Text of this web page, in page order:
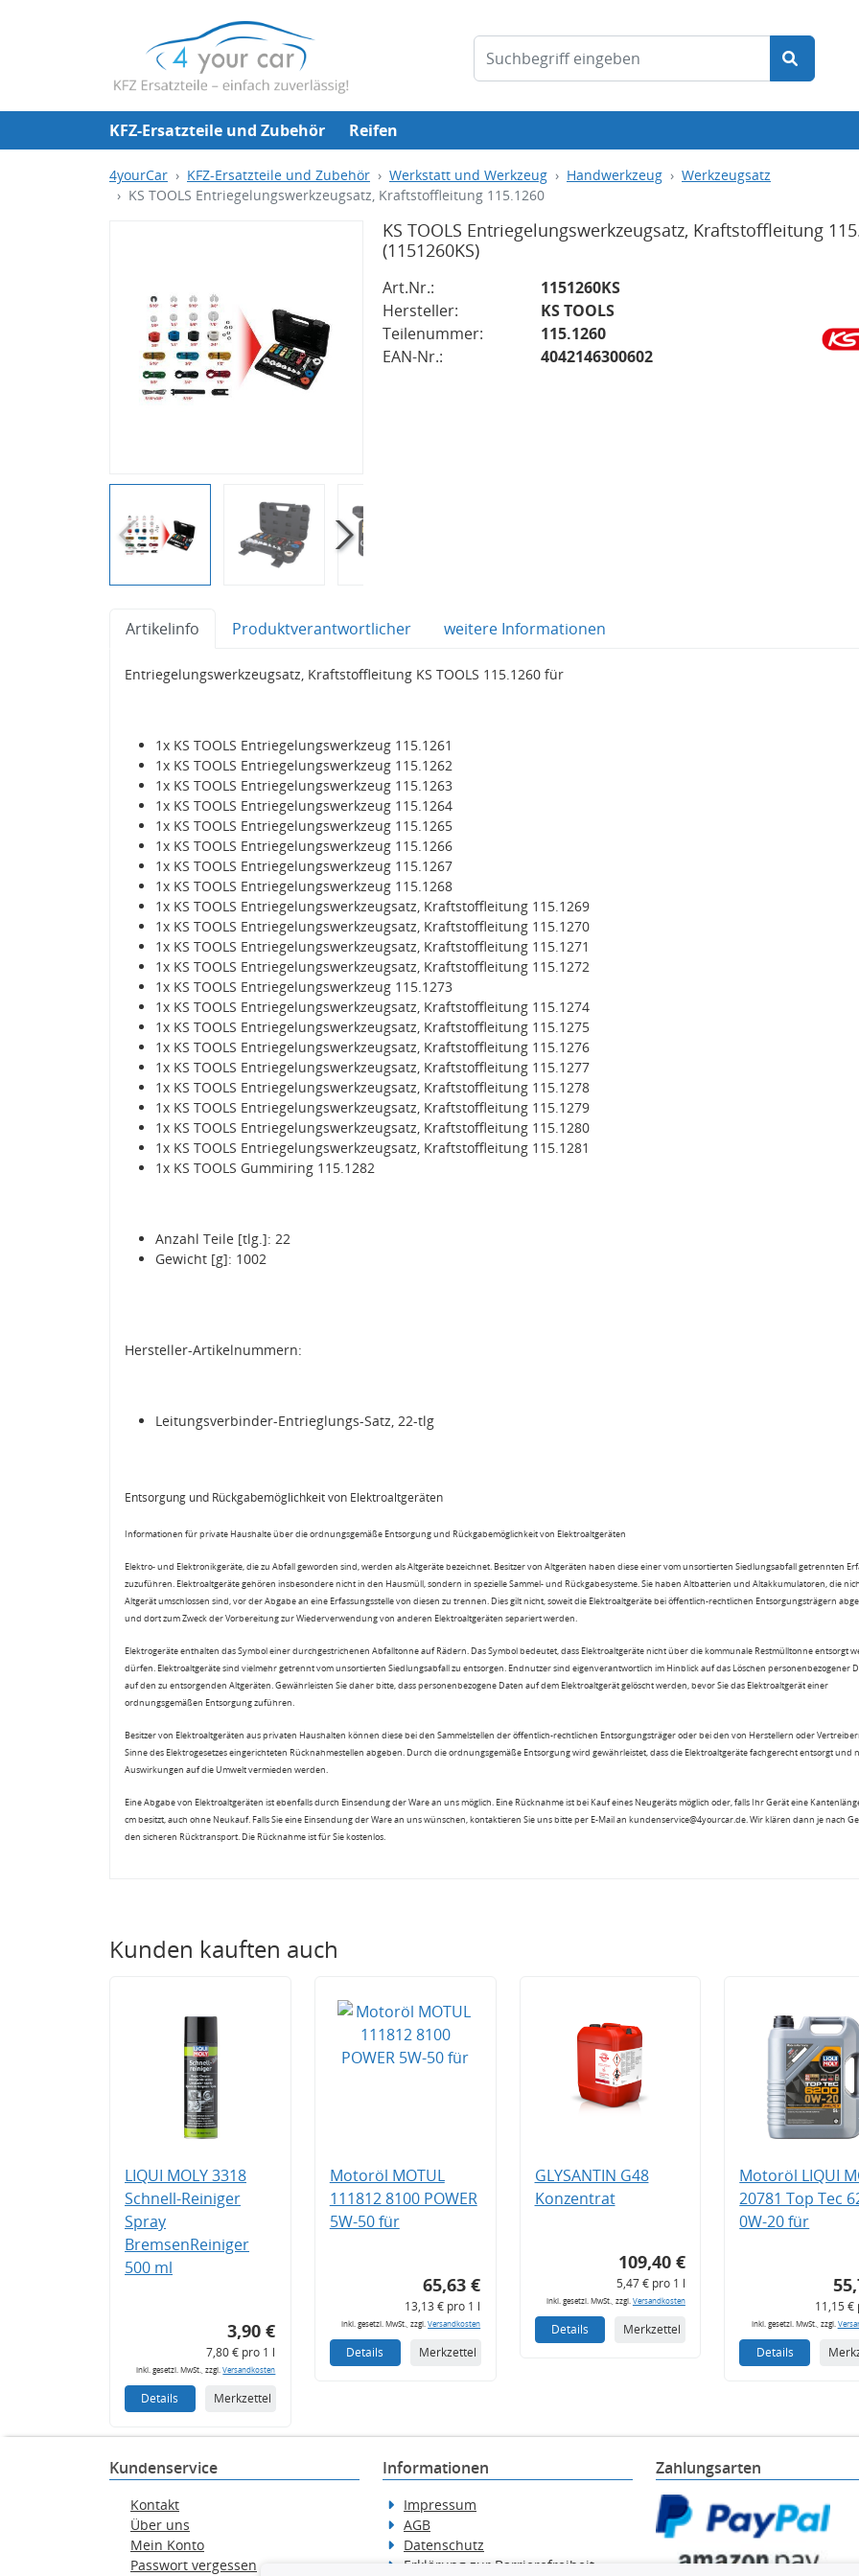
KFZ-Ersatzteile und Zubehör Reifen
4yourCar KFZ-Ersatzteile und Zubehör Werkstatt und Werkzeug Handwerkzeug
Werkzeugsatz
KS TOOLS Entriegelungswerkzeugsatz, Kraftstoffleitung 115.1260
KS TOOLS Entriegelungswerkzeugsatz, Kraftstoffleitung
(1151260KS)
Art.Nr.:
1151260KS
Hersteller:
KS TOOLS
Teilenummer:
115.1260
EAN-Nr.:
4042146300602
Artikelinfo Produktverantwortlicher weitere Informationen
Entriegelungswerkzeugsatz, Kraftstoffleitung KS TOOLS 115.1260 für
1x KS TOOLS Entriegelungswerkzeug 115.1261
1x KS TOOLS Entriegelungswerkzeug 115.1262
1x KS TOOLS Entriegelungswerkzeug 115.1263
1x KS TOOLS Entriegelungswerkzeug 115.1264
1x KS TOOLS Entriegelungswerkzeug 115.1265
1x KS TOOLS Entriegelungswerkzeug 115.1266
1x KS TOOLS Entriegelungswerkzeug 115.1267
1x KS TOOLS Entriegelungswerkzeug 115.1268
1x KS TOOLS Entriegelungswerkzeugsatz, Kraftstoffleitung 115.1269
1x KS TOOLS Entriegelungswerkzeugsatz, Kraftstoffleitung 115.1270
1x KS TOOLS Entriegelungswerkzeugsatz, Kraftstoffleitung 115.1271
1x KS TOOLS Entriegelungswerkzeugsatz, Kraftstoffleitung 115.1272
1x KS TOOLS Entriegelungswerkzeug 115.1273
1x KS TOOLS Entriegelungswerkzeugsatz, Kraftstoffleitung 115.1274
1x KS TOOLS Entriegelungswerkzeugsatz, Kraftstoffleitung 115.1275
1x KS TOOLS Entriegelungswerkzeugsatz, Kraftstoffleitung 115.1276
1x KS TOOLS Entriegelungswerkzeugsatz, Kraftstoffleitung 115.1277
1x KS TOOLS Entriegelungswerkzeugsatz, Kraftstoffleitung 115.1278
1x KS TOOLS Entriegelungswerkzeugsatz, Kraftstoffleitung 115.1279
1x KS TOOLS Entriegelungswerkzeugsatz, Kraftstoffleitung 115.1280
1x KS TOOLS Entriegelungswerkzeugsatz, Kraftstoffleitung 115.1281
1x KS TOOLS Gummiring 115.1282
Anzahl Teile [tlg.]: 22
Gewicht [g]: 1002
Hersteller-Artikelnummern:
Leitungsverbinder-Entrieglungs-Satz, 22-tlg
Entsorgung und Rückgabemöglichkeit von Elektroaltgeräten
Informationen für private Haushalte über die ordnungsgemäße Entsorgung und Rückgabemöglichkeit von Elektroaltgeräten
Elektro- und Elektronikgeräte, die zu Abfall geworden sind, werden als Altgeräte bezeichnet. Besitzer von Altgeräten haben diese einer vom unsortierten Siedlungsabfall getrennten
zuzuführen. Elektroaltgeräte gehören insbesondere nicht in den Hausmüll, sondern in spezielle Sammel- und Rückgabesysteme. Sie haben Altbatterien und Altakkumulatoren, die
Altgerät umschlossen sind, vor der Abgabe an eine Erfassungsstelle von diesen zu trennen. Dies gilt nicht, soweit die Elektroaltgeräte bei öffentlich-rechtlichen Entsorgungsträgern
und dort zum Zweck der Vorbereitung zur Wiederverwendung von anderen Elektroaltgeräten separiert werden.
Elektrogeräte enthalten das Symbol einer durchgestrichenen Abfalltonne auf Rädern. Das Symbol bedeutet, dass Elektroaltgeräte nicht über die kommunale Restmülltonne entsorgt
dürfen. Elektroaltgeräte sind vielmehr getrennt vom unsortierten Siedlungsabfall zu entsorgen. Endnutzer sind eigenverantwortlich im Hinblick auf das Löschen personenbezogener
auf den zu entsorgenden Altgeräten. Gewährleisten Sie daher bitte, dass personenbezogene Daten auf dem Elektroaltgerät gelöscht werden, bevor Sie das Elektroaltgerät einer
ordnungsgemäßen Entsorgung zuführen.
Besitzer von Elektroaltgeräten aus privaten Haushalten können diese bei den Sammelstellen der öffentlich-rechtlichen Entsorgungsträger oder bei den von Herstellern oder
Sinne des Elektrogesetzes eingerichteten Rücknahmestellen abgeben. Durch die ordnungsgemäße Entsorgung wird gewährleistet, dass die Elektroaltgeräte fachgerecht entsorgt und
Auswirkungen auf die Umwelt vermieden werden.
Eine Abgabe von Elektroaltgeräten ist ebenfalls durch Einsendung der Ware an uns möglich. Eine Rücknahme ist bei Kauf eines Neugeräts möglich oder, falls Ihr Gerät eine
cm besitzt, auch ohne Neukauf. Falls Sie eine Einsendung der Ware an uns wünschen, kontaktieren Sie uns bitte per E-Mail an kundenservice@4yourcar.de. Wir klären dann je nach
den sicheren Rücktransport. Die Rücknahme ist für Sie kostenlos.
Kunden kauften auch
LIQUI MOLY 3318
Schnell-Reiniger
Spray
BremsenReiniger
500 ml
3,90 €
7,80 € pro 1 l
inkl. gesetzl. MwSt., zzgl.Versandkosten
Details Merkzettel
Motoröl MOTUL
111812 8100 POWER
5W-50 für
65,63 €
13,13 € pro 1 l
inkl. gesetzl. MwSt., zzgl.Versandkosten
Details Merkzettel
GLYSANTIN G48
Konzentrat
109,40 €
5,47 € pro 1 l
inkl. gesetzl. MwSt., zzgl. Versandkosten
Details Merkzettel
Motoröl LIQUI
20781 Top Tec
0W-20 für
11,15 €
inkl. gesetzl. MwSt., zzgl.
Details
Kundenservice
Kontakt
Über uns
Mein Konto
Passwort vergessen
Informationen
Impressum
AGB
Datenschutz
Erklärung zur Barrierefreiheit
Zahlungsarten